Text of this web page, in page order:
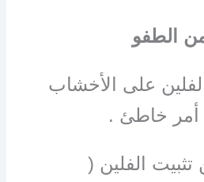
من الطفو
على الأخشاب
أمر خاطئ .
تثبيت الفلين (